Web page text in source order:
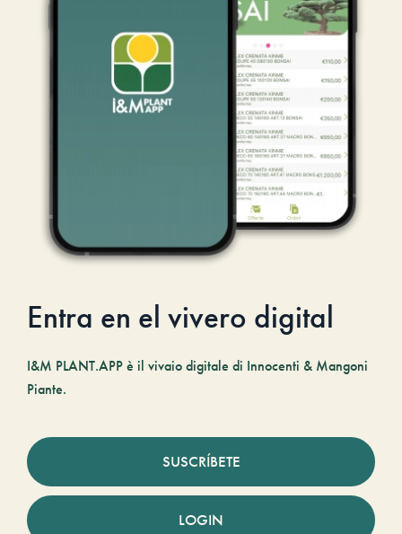
Entra en el vivero digital
I&M PLANT.APP è il vivaio digitale di Innocenti & Mangoni
Piante.
SUSCRÍBETE
LOGIN